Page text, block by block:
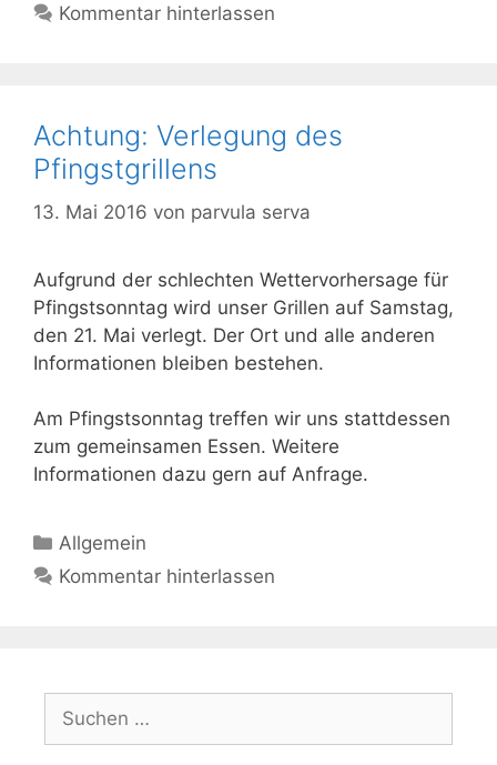
Kommentar hinterlassen
Achtung: Verlegung des
Pfingstgrillens
13. Mai 2016 von parvula serva
Aufgrund der schlechten Wettervorhersage für
Pfingstsonntag wird unser Grillen auf Samstag,
den 21. Mai verlegt. Der Ort und alle anderen
Informationen bleiben bestehen.
Am Pfingstsonntag treffen wir uns stattdessen
zum gemeinsamen Essen. Weitere
Informationen dazu gern auf Anfrage.
Kategorien
Allgemein
Kommentar hinterlassen
Suchen
nach: